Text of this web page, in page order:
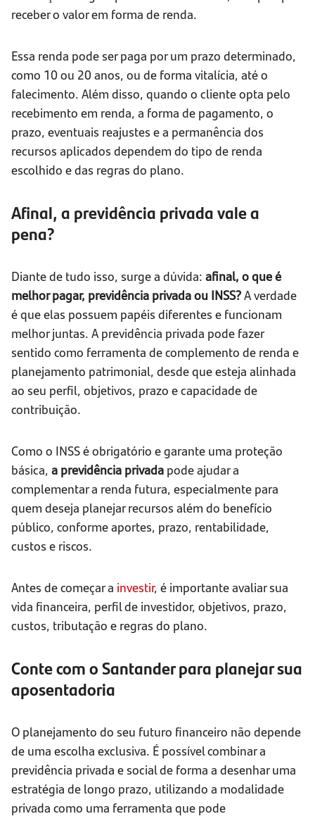
receber o valor em forma de renda.
Essa renda pode ser paga por um prazo determinado,
como 10 ou 20 anos, ou de forma vitalícia, até o
falecimento. Além disso, quando o cliente opta pelo
recebimento em renda, a forma de pagamento, o
prazo, eventuais reajustes e a permanência dos
recursos aplicados dependem do tipo de renda
escolhido e das regras do plano.
Afinal, a previdência privada vale a
pena?
Diante de tudo isso, surge a dúvida: afinal, o que é
melhor pagar, previdência privada ou INSS?A verdade
é que elas possuem papéis diferentes e funcionam
melhor juntas. A previdência privada pode fazer
sentido como ferramenta de complemento de renda e
planejamento patrimonial, desde que esteja alinhada
ao seu perfil, objetivos, prazo e capacidade de
contribuição.
Como o INSS é obrigatório e garante uma proteção
básica, a previdência privada pode ajudar a
complementar a renda futura, especialmente para
quem deseja planejar recursos além do benefício
público, conforme aportes, prazo, rentabilidade,
custos e riscos.
Antes de começar a investir, é importante avaliar sua
vida financeira, perfil de investidor, objetivos, prazo,
custos, tributação e regras do plano.
Conte com o Santander para planejar sua
aposentadoria
O planejamento do seu futuro financeiro não depende
de uma escolha exclusiva. É possível combinar a
previdência privada e social de forma a desenhar uma
estratégia de longo prazo, utilizando a modalidade
privada como uma ferramenta que pode